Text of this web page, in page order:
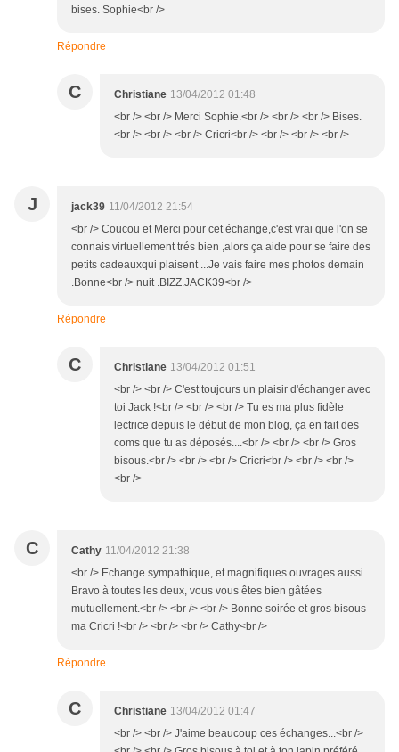
bises. Sophie<br />
Répondre
C Christiane 13/04/2012 01:48
<br /> <br /> Merci Sophie.<br /> <br /> <br /> Bises.
<br /> <br /> <br /> Cricri<br /> <br /> <br /> <br />
J jack39 11/04/2012 21:54
<br /> Coucou et Merci pour cet échange,c'est vrai que l'on se
connais virtuellement trés bien ,alors ça aide pour se faire des
petits cadeauxqui plaisent ...Je vais faire mes photos demain
.Bonne<br /> nuit .BIZZ.JACK39<br />
Répondre
C Christiane 13/04/2012 01:51
<br /> <br /> C'est toujours un plaisir d'échanger avec
toi Jack !<br /> <br /> <br /> Tu es ma plus fidèle
lectrice depuis le début de mon blog, ça en fait des
coms que tu as déposés....<br /> <br /> <br /> Gros
bisous.<br /> <br /> <br /> Cricri<br /> <br /> <br />
<br />
C Cathy 11/04/2012 21:38
<br /> Echange sympathique, et magnifiques ouvrages aussi.
Bravo à toutes les deux, vous vous êtes bien gâtées
mutuellement.<br /> <br /> <br /> Bonne soirée et gros bisous
ma Cricri !<br /> <br /> <br /> Cathy<br />
Répondre
C Christiane 13/04/2012 01:47
<br /> <br /> J'aime beaucoup ces échanges...<br />